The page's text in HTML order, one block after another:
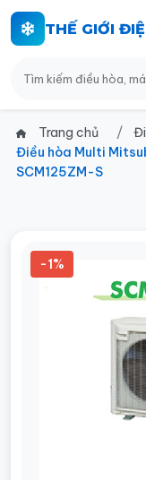
THẾ GIỚI
Trang chủ
Điều hòa Multi
SCM125ZM-S
-1%